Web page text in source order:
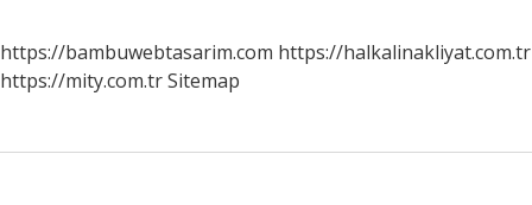
https://bambuwebtasarim.com https://halkalinakliyat.com.tr
https://mity.com.trSitemap